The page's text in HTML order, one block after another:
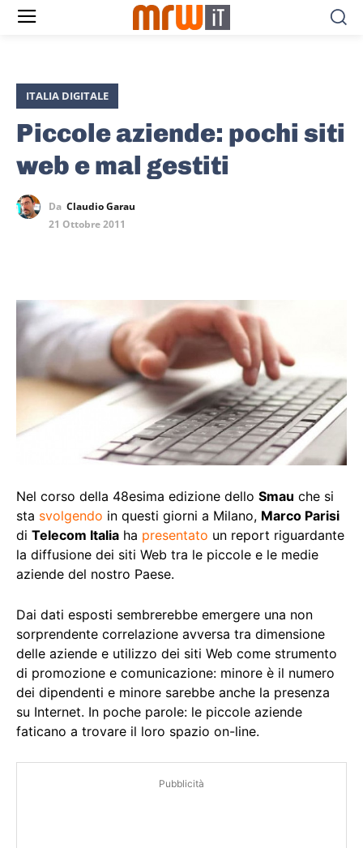
ITALIA DIGITALE
Piccole aziende: pochi siti
web e mal gestiti
Da Claudio Garau
21 Ottobre 2011
Nel corso della 48esima edizione dello Smau che si
sta svolgendo in questi giorni a Milano, Marco Parisi
di Telecom Italia ha presentato un report riguardante
la diffusione dei siti Web tra le piccole e le medie
aziende del nostro Paese.
Dai dati esposti sembrerebbe emergere una non
sorprendente correlazione avversa tra dimensione
delle aziende e utilizzo dei siti Web come strumento
di promozione e comunicazione: minore è il numero
dei dipendenti e minore sarebbe anche la presenza
su Internet. In poche parole: le piccole aziende
faticano a trovare il loro spazio on-line.
Pubblicità